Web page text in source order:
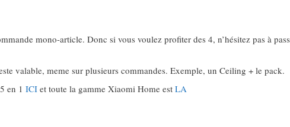
mono-article. Donc si vous voulez profiter des 4, n’hésitez pas à
valable, meme sur plusieurs commandes. Exemple, un Ceiling + le pack.
en 1 ICI et toute la gamme Xiaomi Home est LA